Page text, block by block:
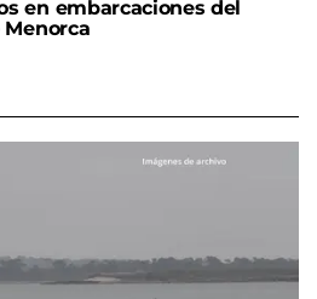
en embarcaciones del